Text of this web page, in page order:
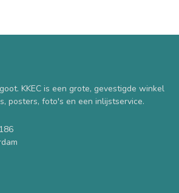
KKEC is een grote, gevestigde winkel
posters, foto's en een inlijstservice.